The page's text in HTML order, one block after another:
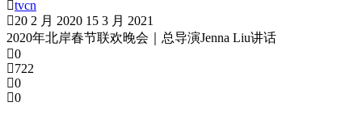
tvcn
20 2 月 2020 15 3 月 2021
2020年北岸春节联欢晚会｜总导演Jenna Liu讲话
0
722
0
0